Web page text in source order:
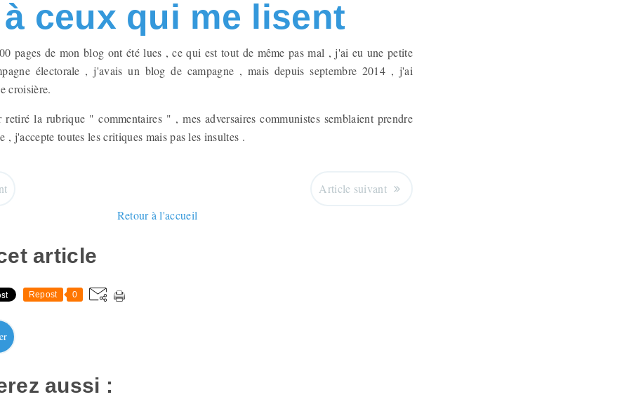
ceux qui me lisent
pages de mon blog ont été lues , ce qui est tout de même pas mal , j'ai eu une petite
électorale , j'avais un blog de campagne , mais depuis septembre 2014 , j'ai
croisière.
retiré la rubrique " commentaires " , mes adversaires communistes semblaient prendre
, j'accepte toutes les critiques mais pas les insultes .
Article suivant
Retour à l'accueil
article
Repost 0
aussi :